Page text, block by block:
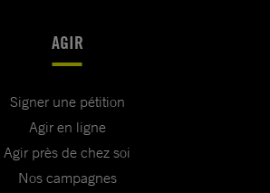
AGIR
Signer une pétition
Agir en ligne
Agir près de chez soi
Nos campagnes